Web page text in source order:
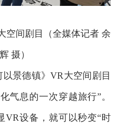
空间剧目（全媒体记者 余
辉 摄）
景德镇》VR大空间剧目
气息的一次穿越旅行”。
VR设备，就可以秒变“时